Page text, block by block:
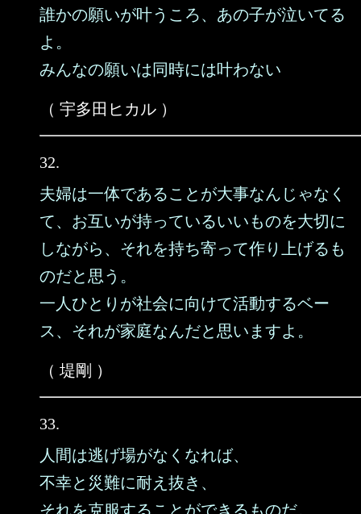
誰かの願いが叶うころ、あの子が泣いてる
よ。
みんなの願いは同時には叶わない
（ 宇多田ヒカル ）
32.
夫婦は一体であることが大事なんじゃなく
て、お互いが持っているいいものを大切に
しながら、それを持ち寄って作り上げるも
のだと思う。
一人ひとりが社会に向けて活動するベー
ス、それが家庭なんだと思いますよ。
（ 堤剛 ）
33.
人間は逃げ場がなくなれば、
不幸と災難に耐え抜き、
それを克服することができるものだ。